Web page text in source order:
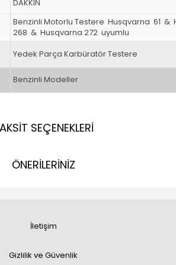
DAKKIN
Benzinli Motorlu Testere Husqvarna 61 &
268 & Husqvarna 272 uyumlu
Yedek Parça Karbüratör Testere
Benzinli Modeller
SEÇENEKLERİ
ÖNERİLERİNİZ
İletişim
Gizlilik ve Güvenlik